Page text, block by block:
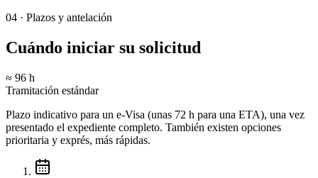
04 · Plazos y antelación
Cuándo iniciar su solicitud
≈ 96 h
Tramitación estándar
Plazo indicativo para un e-Visa (unas 72 h para una ETA), una vez
presentado el expediente completo. También existen opciones
prioritaria y exprés, más rápidas.